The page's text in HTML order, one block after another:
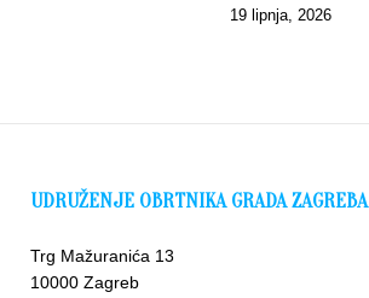
19 lipnja, 2026
UDRUŽENJE OBRTNIKA GRADA ZAGREBA
Trg Mažuranića 13
10000 Zagreb